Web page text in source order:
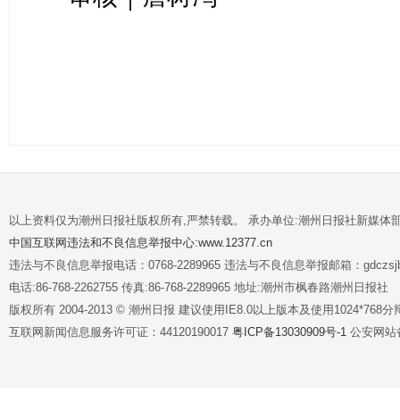
以上资料仅为潮州日报社版权所有,严禁转载。 承办单位:潮州日报社新媒体
中国互联网违法和不良信息举报中心:www.12377.cn
违法与不良信息举报电话：0768-2289965 违法与不良信息举报邮箱：
电话:86-768-2262755 传真:86-768-2289965 地址:潮州市枫春路潮州日报社
版权所有 2004-2013 © 潮州日报 建议使用IE8.0以上版本及使用1024*768分
互联网新闻信息服务许可证：44120190017 粤ICP备13030909号-1 公安网站